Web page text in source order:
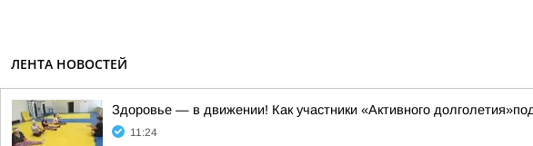
ЛЕНТА НОВОСТЕЙ
Здоровье — в движении! Как участники «Активного
11:24